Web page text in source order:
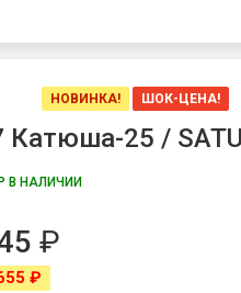
НОВИНКА! ШОК-ЦЕНА!
25 /
В НАЛИЧИИ
₽
₽